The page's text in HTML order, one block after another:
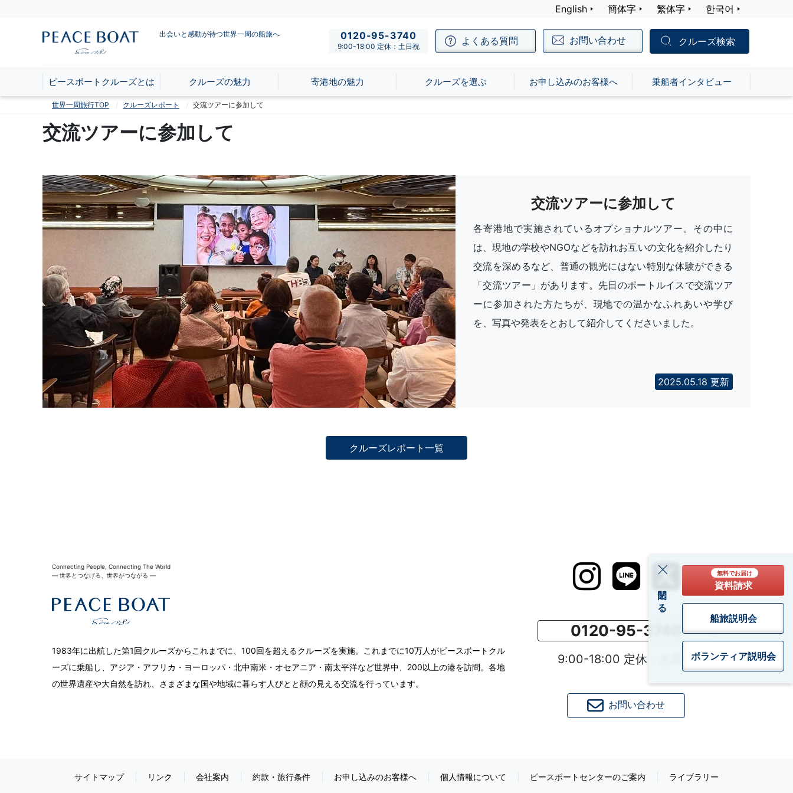
English 簡体字 繁体字 한국어
出会いと感動が待つ世界一周の船旅へ 0120-95-3740
9:00-18:00 定休：土日祝 よくある質問 お問い合わせ クルーズ検索
ピースボートクルーズとは クルーズの魅力 寄港地の魅力 クルーズを選ぶ お申し込みのお客様へ 乗船者インタビュー
閉じる
無料でお届け
資料請求
船旅説明会
ボランティア説明会
世界一周旅行TOP クルーズレポート 交流ツアーに参加して
交流ツアーに参加して
交流ツアーに参加して
各寄港地で実施されているオプショナルツアー。その中に
は、現地の学校やNGOなどを訪れお互いの文化を紹介したり
交流を深めるなど、普通の観光にはない特別な体験ができる
「交流ツアー」があります。先日のポートルイスで交流ツア
ーに参加された方たちが、現地での温かなふれあいや学び
を、写真や発表をとおして紹介してくださいました。
2025.05.18 更新
クルーズレポート一覧
0120-95-3740
9:00-18:00 定休：土日祝
お問い合わせ
Connecting People, Connecting The World
― 世界とつなげる、世界がつながる ―
1983年に出航した第1回クルーズからこれまでに、100回を超えるクルーズを実施。これまでに10万人がピースボートクル
ーズに乗船し、アジア・アフリカ・ヨーロッパ・北中南米・オセアニア・南太平洋など世界中、200以上の港を訪問。各地
の世界遺産や大自然を訪れ、さまざまな国や地域に暮らす人びとと顔の見える交流を行っています。
サイトマップ リンク 会社案内 約款・旅行条件 お申し込みのお客様へ 個人情報について ピースボートセンターのご案内 ライブラリー